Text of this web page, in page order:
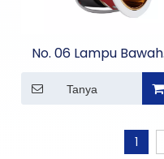
No. 06 Lampu Bawah
Modular Serpihan
Tunggal Kepala
Tanya
1